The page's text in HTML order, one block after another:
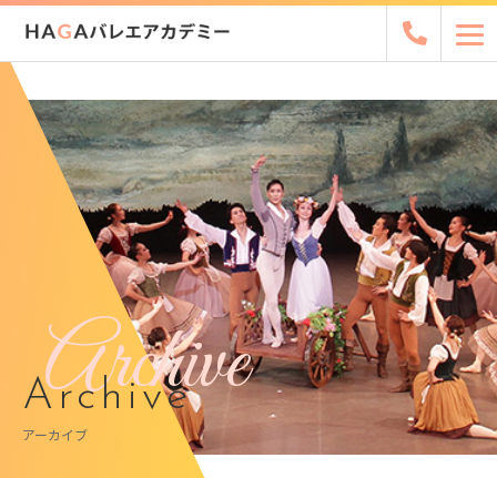
Archive
Archive
アーカイブ